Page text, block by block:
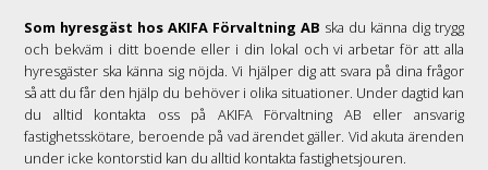
Som hyresgäst hos AKIFA Förvaltning AB ska du känna dig trygg
och bekväm i ditt boende eller i din lokal och vi arbetar för att alla
hyresgäster ska känna sig nöjda. Vi hjälper dig att svara på dina frågor
så att du får den hjälp du behöver i olika situationer. Under dagtid kan
du alltid kontakta oss på AKIFA Förvaltning AB eller ansvarig
fastighetsskötare, beroende på vad ärendet gäller. Vid akuta ärenden
under icke kontorstid kan du alltid kontakta fastighetsjouren.